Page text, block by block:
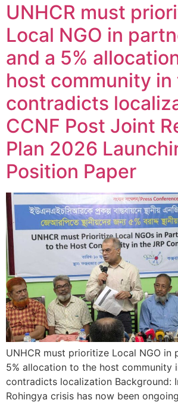
UNHCR must
Local NGO in
and a 5%
host community in
contradicts
CCNF Post Joint
Plan 2026
Position Paper
UNHCR must prioritize Local NGO in
5% allocation to the host community
contradicts localization Background:
Rohingya crisis has now been